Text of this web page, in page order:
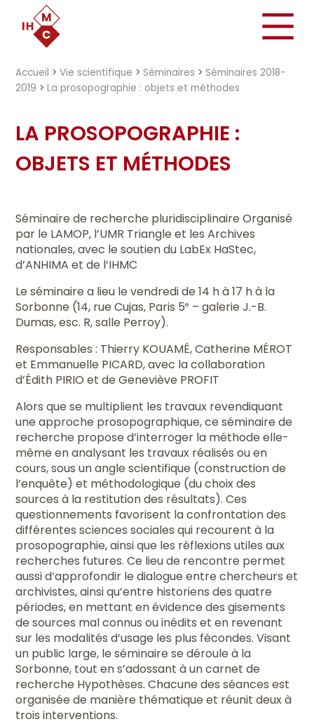
Accueil >Vie scientifique > Séminaires > Séminaires 2018-
2019 >La prosopographie : objets et méthodes
LA PROSOPOGRAPHIE :
OBJETS ET MÉTHODES
Séminaire de recherche pluridisciplinaire Organisé
par le LAMOP, l’UMR Triangle et les Archives
nationales, avec le soutien du LabEx HaStec,
d’ANHIMA et de l’IHMC
Le séminaire a lieu le vendredi de 14 h à 17 h à la
Sorbonne (14, rue Cujas, Paris 5e – galerie J.-B.
Dumas, esc. R, salle Perroy).
Responsables : Thierry KOUAMÉ, Catherine MÉROT
et Emmanuelle PICARD, avec la collaboration
d’Édith PIRIO et de Geneviève PROFIT
Alors que se multiplient les travaux revendiquant
une approche prosopographique, ce séminaire de
recherche propose d’interroger la méthode elle-
même en analysant les travaux réalisés ou en
cours, sous un angle scientifique (construction de
l’enquête) et méthodologique (du choix des
sources à la restitution des résultats). Ces
questionnements favorisent la confrontation des
différentes sciences sociales qui recourent à la
prosopographie, ainsi que les réflexions utiles aux
recherches futures. Ce lieu de rencontre permet
aussi d’approfondir le dialogue entre chercheurs et
archivistes, ainsi qu’entre historiens des quatre
périodes, en mettant en évidence des gisements
de sources mal connus ou inédits et en revenant
sur les modalités d’usage les plus fécondes. Visant
un public large, le séminaire se déroule à la
Sorbonne, tout en s’adossant à un carnet de
recherche Hypothèses. Chacune des séances est
organisée de manière thématique et réunit deux à
trois interventions.